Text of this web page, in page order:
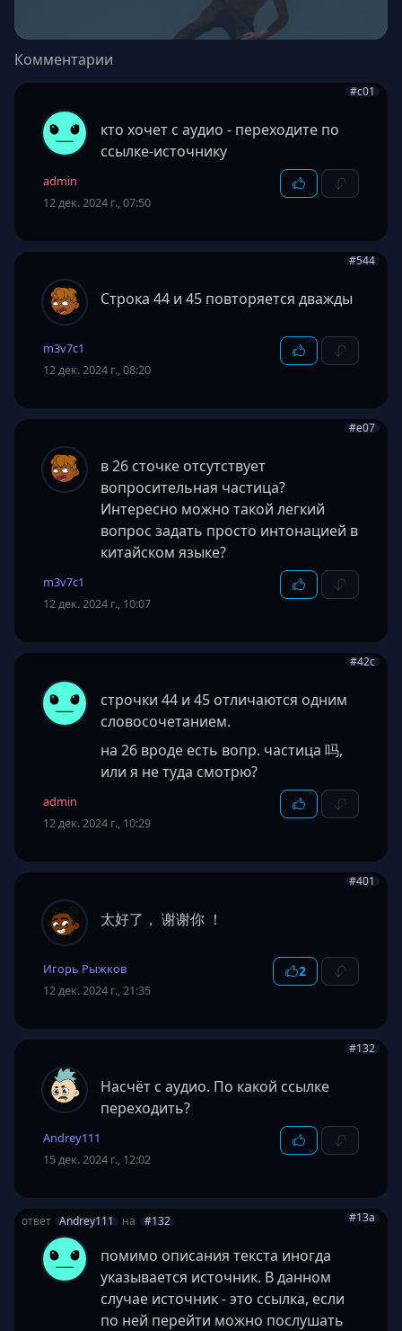
Комментарии
#c01
кто хочет с аудио - переходите по
ссылке-источнику
admin
12 дек. 2024 г., 07:50
#544
Строка 44 и 45 повторяется дважды
m3v7c1
12 дек. 2024 г., 08:20
#e07
в 26 сточке отсутствует
вопросительная частица?
Интересно можно такой легкий
вопрос задать просто интонацией в
китайском языке?
m3v7c1
12 дек. 2024 г., 10:07
#42c
строчки 44 и 45 отличаются одним
словосочетанием.
на 26 вроде есть вопр. частица 吗,
или я не туда смотрю?
admin
12 дек. 2024 г., 10:29
#401
太好了， 谢谢你 ！
Игорь Рыжков
12 дек. 2024 г., 21:35
2
#132
Насчёт с аудио. По какой ссылке
переходить?
Andrey111
15 дек. 2024 г., 12:02
ответ Andrey111 на #132 #13a
помимо описания текста иногда
указывается источник. В данном
случае источник - это ссылка, если
по ней перейти можно послушать